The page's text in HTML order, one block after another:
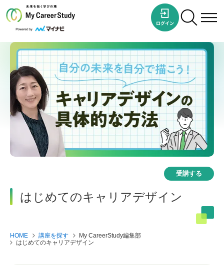
受講する
はじめてのキャリアデザイン
HOME 講座を探す
My CareerStudy編集部
はじめてのキャリアデザイン